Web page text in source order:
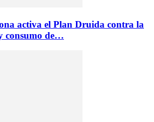
activa el Plan Druida contra la
consumo de…